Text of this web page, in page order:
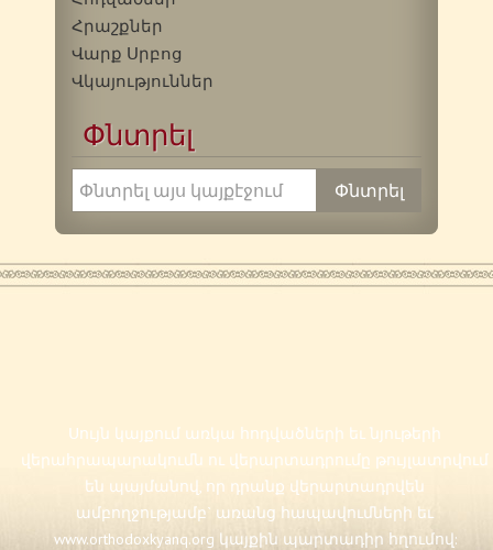
Հրաշքներ
Վարք Սրբոց
Վկայություններ
Փնտրել
Սույն կայքում առկա հոդվածների եւ նյութերի
վերահրապարակումն ու վերարտադրումը թույլատրվում
են պայմանով, որ դրանք վերարտադրվեն
ամբողջությամբ` առանց հապավումների եւ
www.orthodoxkyanq.org կայքին պարտադիր հղումով: